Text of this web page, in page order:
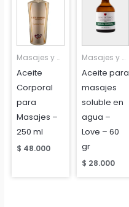
Masajes y aromaterapia
Aceite
Corporal
para
Masajes –
250 ml
$ 48.000
Masajes y aromaterapia
Aceite para
masajes
soluble en
agua –
Love – 60
gr
$ 28.000